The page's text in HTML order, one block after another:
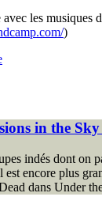
avec les musiques
)
in the
indés dont on
est encore plus
dans Under